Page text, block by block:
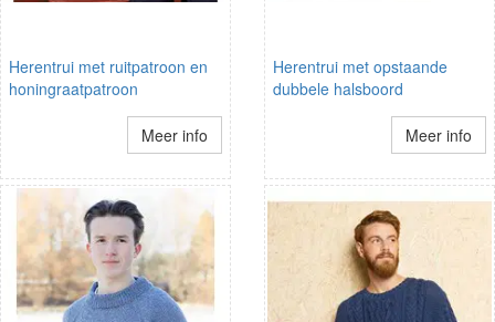
Herentrui met ruitpatroon en
honingraatpatroon
Meer info
Herentrui met opstaande
dubbele halsboord
Meer info